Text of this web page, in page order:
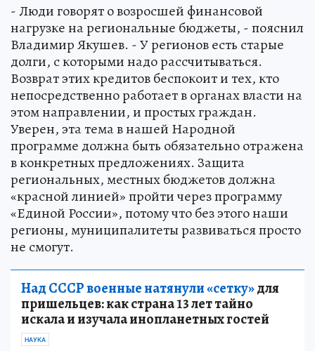
- Люди говорят о возросшей финансовой
нагрузке на региональные бюджеты, - пояснил
Владимир Якушев. - У регионов есть старые
долги, с которыми надо рассчитываться.
Возврат этих кредитов беспокоит и тех, кто
непосредственно работает в органах власти на
этом направлении, и простых граждан.
Уверен, эта тема в нашей Народной
программе должна быть обязательно отражена
в конкретных предложениях. Защита
региональных, местных бюджетов должна
«красной линией» пройти через программу
«Единой России», потому что без этого наши
регионы, муниципалитеты развиваться просто
не смогут.
Над СССР военные натянули «сетку»для
пришельцев: как страна 13 лет тайно
искала и изучала инопланетных гостей
НАУКА